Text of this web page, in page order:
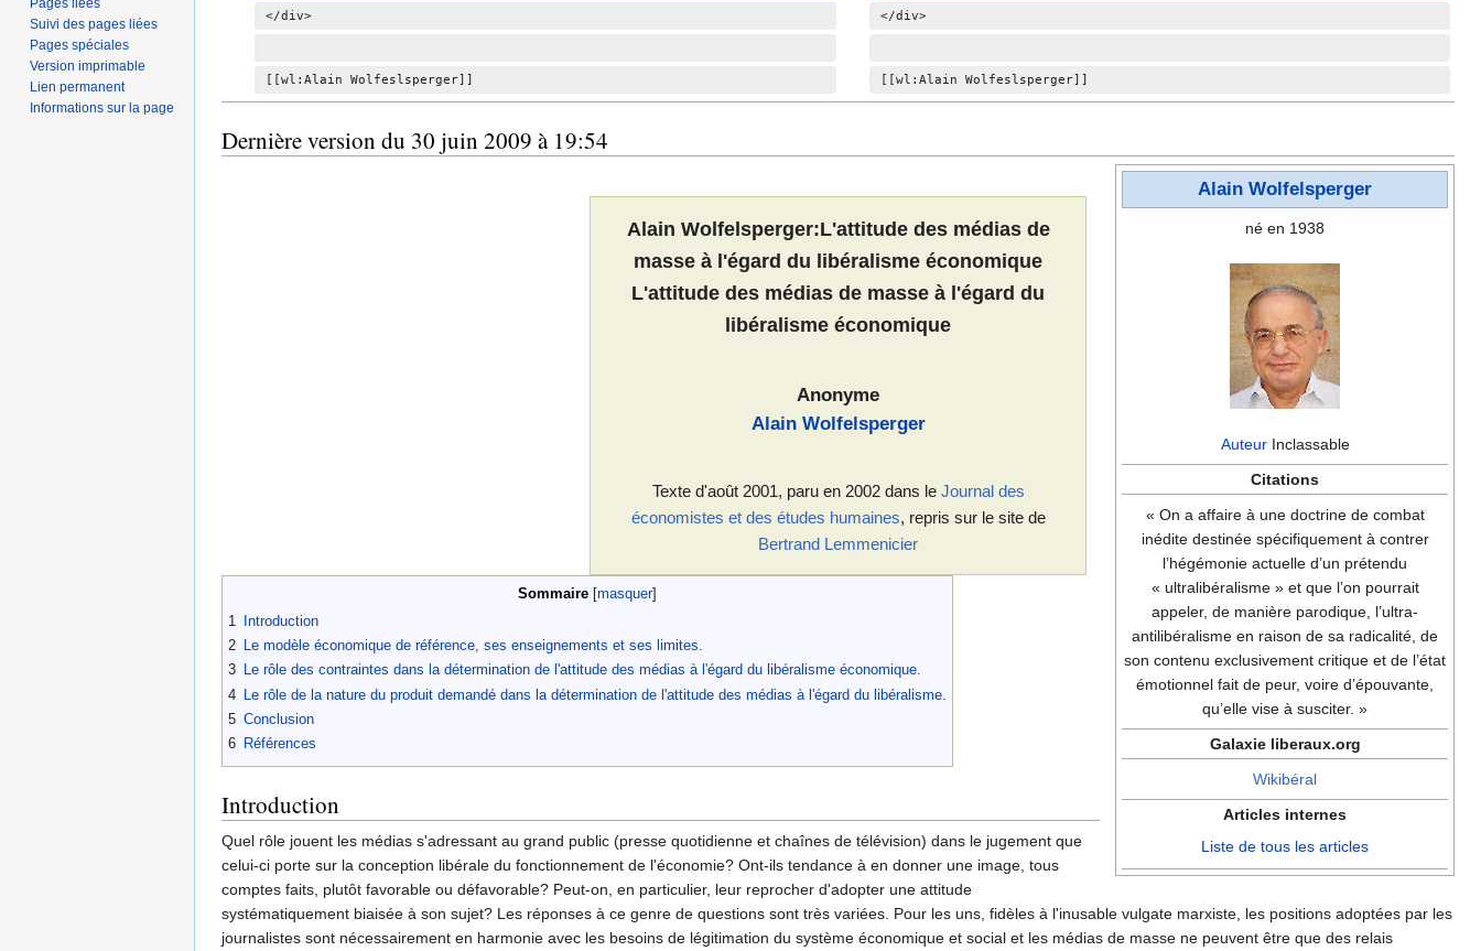
o
i
</div> </div>
[[wl:Alain Wolfeslsperger]] [[wl:Alain Wolfeslsperger]]
Dernière version du 30 juin 2009 à 19:54
Alain Wolfelsperger
né en 1938
AuteurInclassable
Citations
« On a affaire à une doctrine de combat
inédite destinée spécifiquement à contrer
l’hégémonie actuelle d’un prétendu
« ultralibéralisme » et que l’on pourrait
appeler, de manière parodique, l’ultra-
antilibéralisme en raison de sa radicalité, de
son contenu exclusivement critique et de l’état
émotionnel fait de peur, voire d’épouvante,
qu’elle vise à susciter. »
Galaxie liberaux.org
Wikibéral
Articles internes
Liste de tous les articles
Alain Wolfelsperger:L'attitude des médias de
masse à l'égard du libéralisme économique
L'attitude des médias de masse à l'égard du
libéralisme économique
Anonyme
Alain Wolfelsperger
Texte d'août 2001, paru en 2002 dans le Journal des
économistes et des études humaines, repris sur le site de
Bertrand Lemmenicier
Sommaire
1
Introduction
2 Le modèle économique de référence, ses enseignements et ses limites.
3 Le rôle des contraintes dans la détermination de l'attitude des médias à l'égard du libéralisme économique.
4
Le rôle de la nature du produit demandé dans la détermination de l'attitude des médias à l'égard du libéralisme.
5 Conclusion
6 Références
Introduction
Quel rôle jouent les médias s'adressant au grand public (presse quotidienne et chaînes de télévision) dans le jugement que
celui-ci porte sur la conception libérale du fonctionnement de l'économie? Ont-ils tendance à en donner une image, tous
comptes faits, plutôt favorable ou défavorable? Peut-on, en particulier, leur reprocher d'adopter une attitude
systématiquement biaisée à son sujet? Les réponses à ce genre de questions sont très variées. Pour les uns, fidèles à l'inusable vulgate marxiste, les positions adoptées par les
journalistes sont nécessairement en harmonie avec les besoins de légitimation du système économique et social et les médias de masse ne peuvent être que des relais
Pages liées
Suivi des pages liées
Pages spéciales
Version imprimable
Lien permanent
Informations sur la page